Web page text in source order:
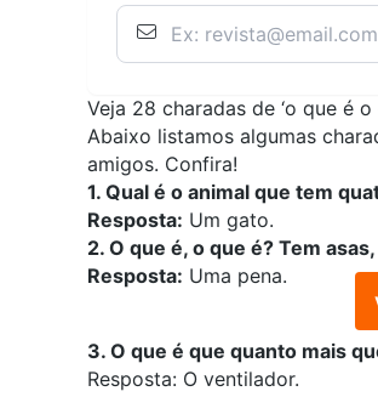
Veja 28 charadas de ‘o que é
Abaixo listamos algumas
amigos. Confira!
1. Qual é o animal que tem
Resposta: Um gato.
2. O que é, o que é? Tem
Resposta: Uma pena.
3. O que é que quanto mais
Resposta: O ventilador.